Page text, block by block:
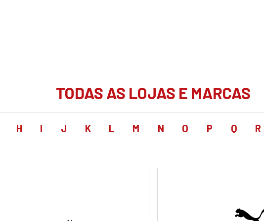
TODAS AS LOJAS E MARCAS
H I J K L M N O P Q R